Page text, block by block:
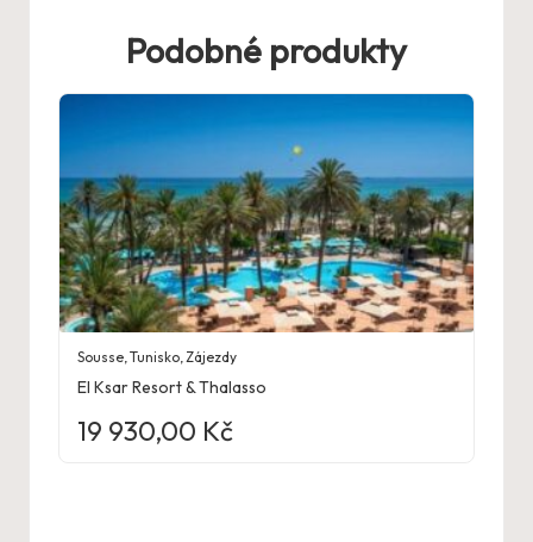
Podobné produkty
Sousse ,Tunisko Zájezdy
El Ksar Resort & Thalasso
19 930,00 Kč